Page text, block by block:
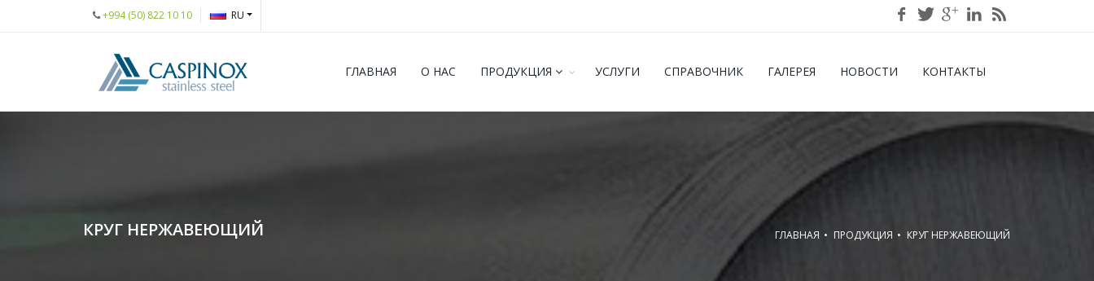
+994 (50) 822 10 10 RU
ГЛАВНАЯ О НАС ПРОДУКЦИЯ УСЛУГИ СПРАВОЧНИК ГАЛЕРЕЯ НОВОСТИ КОНТАКТЫ
КРУГ НЕРЖАВЕЮЩИЙ ГЛАВНАЯ ПРОДУКЦИЯ КРУГ НЕРЖАВЕЮЩИЙ